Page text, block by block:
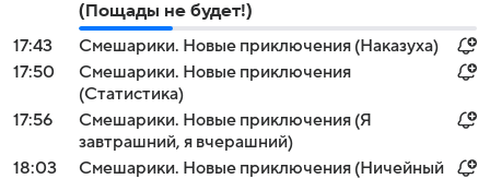
(Пощады не будет!)
17:43
Смешарики. Новые приключения (Наказуха)
17:50
Смешарики. Новые приключения
(Статистика)
17:56
Смешарики. Новые приключения (Я
завтрашний, я вчерашний)
18:03
Смешарики. Новые приключения (Ничейный